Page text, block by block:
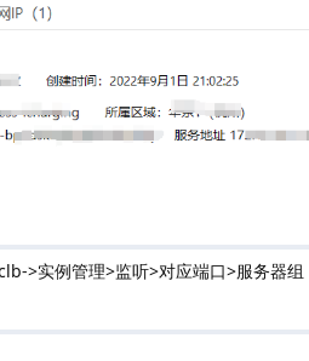
>实例管理>监听>对应端口>服务器组